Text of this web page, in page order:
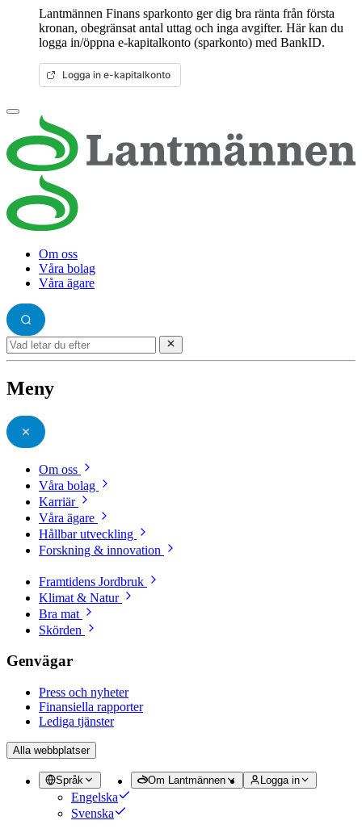
Lantmännen Finans sparkonto ger dig bra ränta från första
kronan, obegränsat antal uttag och inga avgifter. Här kan du
logga in/öppna e-kapitalkonto (sparkonto) med BankID.
Logga in e-kapitalkonto
Om oss
Våra bolag
Våra ägare
Meny
Om oss
Våra bolag
Karriär
Våra ägare
Hållbar utveckling
Forskning & innovation
Framtidens Jordbruk
Klimat & Natur
Bra mat
Skörden
Genvägar
Press och nyheter
Finansiella rapporter
Lediga tjänster
Alla webbplatser
Språk
Engelska
Svenska
Om Lantmännen Logga in